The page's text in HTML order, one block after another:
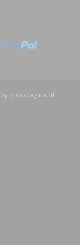
Shoppagina.nl